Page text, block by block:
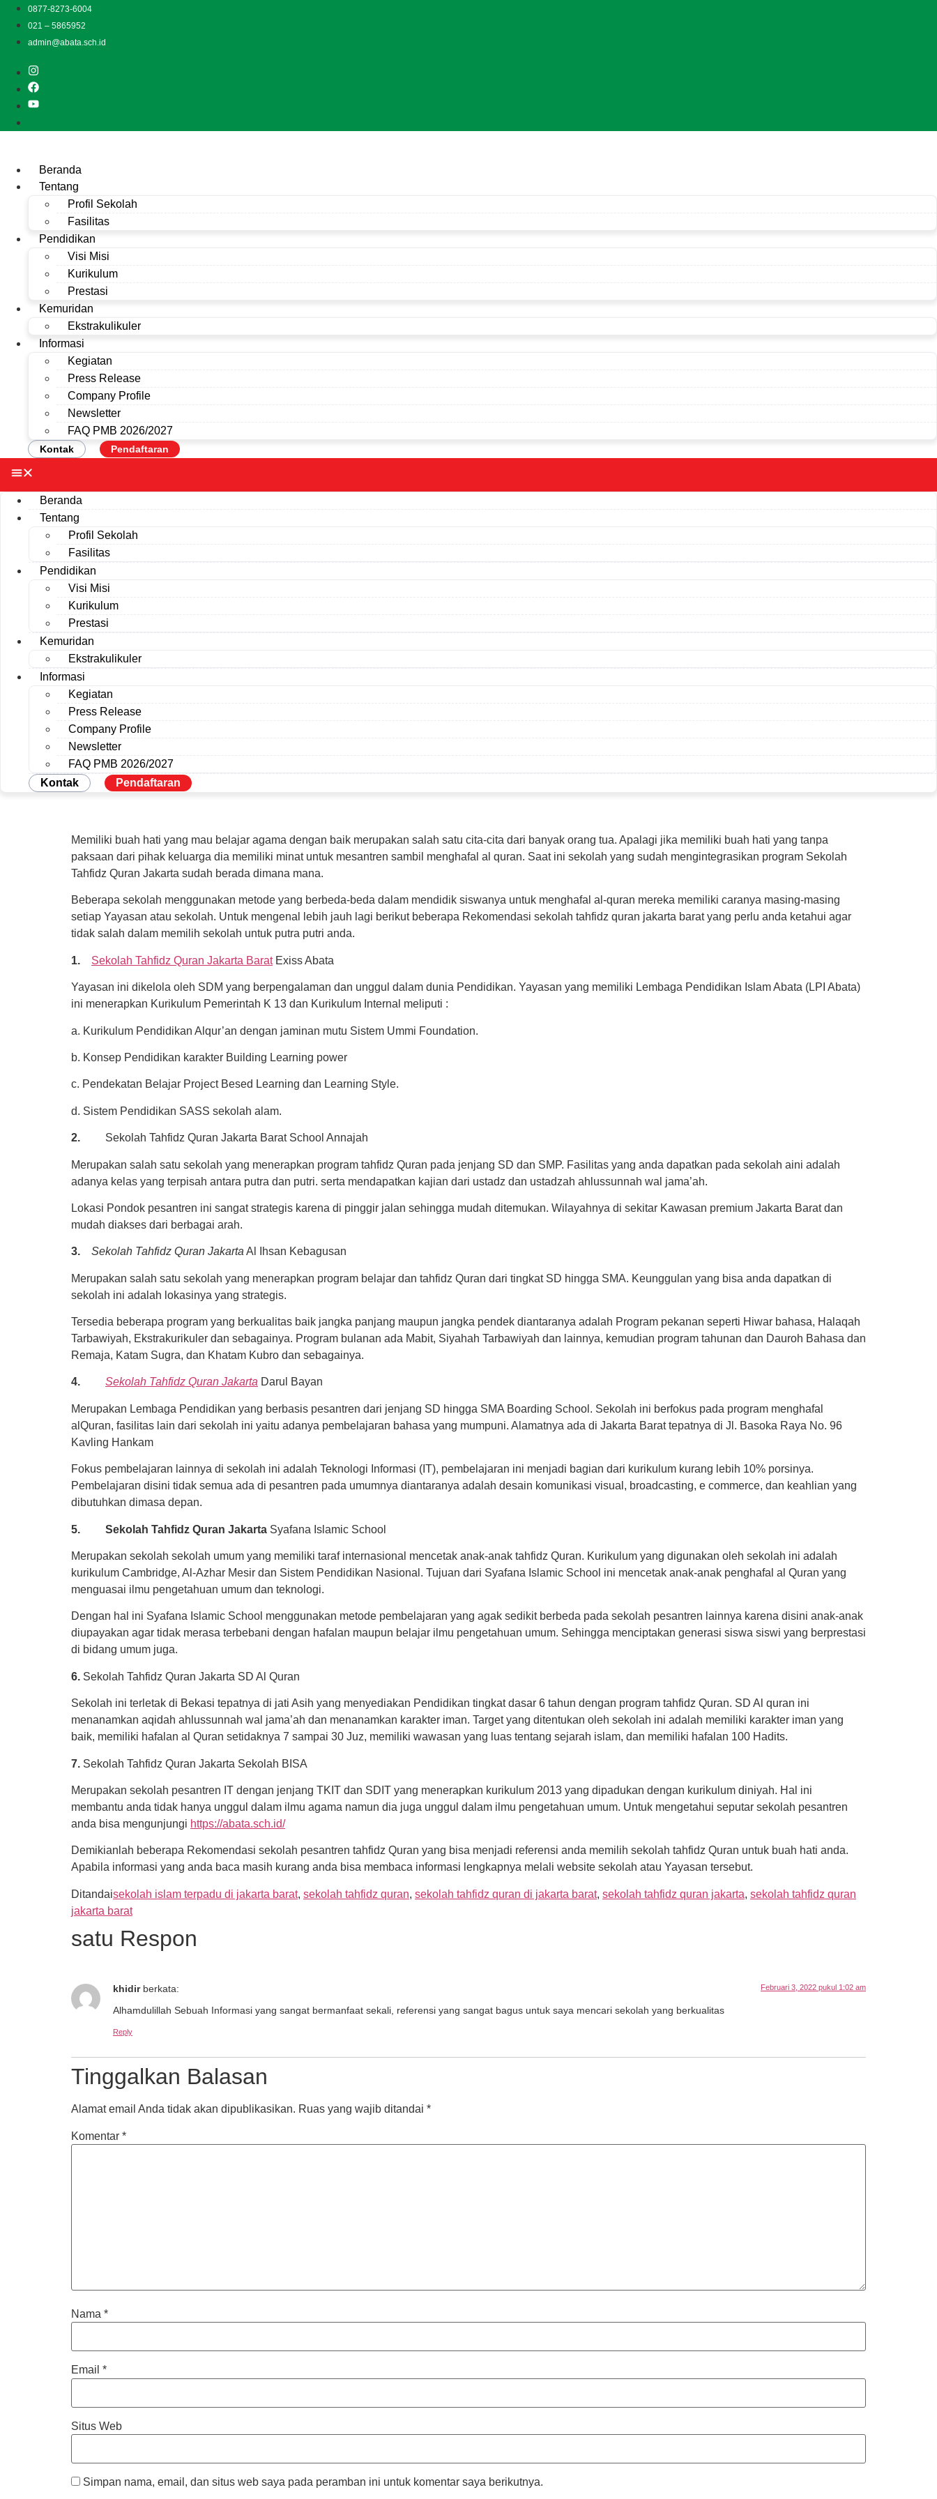
Lewati
konten
0877-8273-6004
021 – 5865952
admin@abata.sch.id
Beranda
Tentang
Profil Sekolah
Fasilitas
Pendidikan
Visi Misi
Kurikulum
Prestasi
Kemuridan
Ekstrakulikuler
Informasi
Kegiatan
Press Release
Company Profile
Newsletter
FAQ PMB 2026/2027
Kontak Pendaftaran
Beranda
Tentang
Profil Sekolah
Fasilitas
Pendidikan
Visi Misi
Kurikulum
Prestasi
Kemuridan
Ekstrakulikuler
Informasi
Kegiatan
Press Release
Company Profile
Newsletter
FAQ PMB 2026/2027
Kontak
Pendaftaran
Memiliki buah hati yang mau belajar agama dengan baik merupakan salah satu cita-cita dari banyak orang tua. Apalagi jika memiliki buah hati yang tanpa
paksaan dari pihak keluarga dia memiliki minat untuk mesantren sambil menghafal al quran. Saat ini sekolah yang sudah mengintegrasikan program Sekolah
Tahfidz Quran Jakarta sudah berada dimana mana.
Beberapa sekolah menggunakan metode yang berbeda-beda dalam mendidik siswanya untuk menghafal al-quran mereka memiliki caranya masing-masing
setiap Yayasan atau sekolah. Untuk mengenal lebih jauh lagi berikut beberapa Rekomendasi sekolah tahfidz quran jakarta barat yang perlu anda ketahui agar
tidak salah dalam memilih sekolah untuk putra putri anda.
1. Sekolah Tahfidz Quran Jakarta BaratExiss Abata
Yayasan ini dikelola oleh SDM yang berpengalaman dan unggul dalam dunia Pendidikan. Yayasan yang memiliki Lembaga Pendidikan Islam Abata (LPI Abata)
ini menerapkan Kurikulum Pemerintah K 13 dan Kurikulum Internal meliputi :
a. Kurikulum Pendidikan Alqur’an dengan jaminan mutu Sistem Ummi Foundation.
b. Konsep Pendidikan karakter Building Learning power
c. Pendekatan Belajar Project Besed Learning dan Learning Style.
d. Sistem Pendidikan SASS sekolah alam.
2. Sekolah Tahfidz Quran Jakarta Barat School Annajah
Merupakan salah satu sekolah yang menerapkan program tahfidz Quran pada jenjang SD dan SMP. Fasilitas yang anda dapatkan pada sekolah aini adalah
adanya kelas yang terpisah antara putra dan putri. serta mendapatkan kajian dari ustadz dan ustadzah ahlussunnah wal jama’ah.
Lokasi Pondok pesantren ini sangat strategis karena di pinggir jalan sehingga mudah ditemukan. Wilayahnya di sekitar Kawasan premium Jakarta Barat dan
mudah diakses dari berbagai arah.
3. Sekolah Tahfidz Quran Jakarta Al Ihsan Kebagusan
Merupakan salah satu sekolah yang menerapkan program belajar dan tahfidz Quran dari tingkat SD hingga SMA. Keunggulan yang bisa anda dapatkan di
sekolah ini adalah lokasinya yang strategis.
Tersedia beberapa program yang berkualitas baik jangka panjang maupun jangka pendek diantaranya adalah Program pekanan seperti Hiwar bahasa, Halaqah
Tarbawiyah, Ekstrakurikuler dan sebagainya. Program bulanan ada Mabit, Siyahah Tarbawiyah dan lainnya, kemudian program tahunan dan Dauroh Bahasa dan
Remaja, Katam Sugra, dan Khatam Kubro dan sebagainya.
4. Sekolah Tahfidz Quran Jakarta Darul Bayan
Merupakan Lembaga Pendidikan yang berbasis pesantren dari jenjang SD hingga SMA Boarding School. Sekolah ini berfokus pada program menghafal
alQuran, fasilitas lain dari sekolah ini yaitu adanya pembelajaran bahasa yang mumpuni. Alamatnya ada di Jakarta Barat tepatnya di Jl. Basoka Raya No. 96
Kavling Hankam
Fokus pembelajaran lainnya di sekolah ini adalah Teknologi Informasi (IT), pembelajaran ini menjadi bagian dari kurikulum kurang lebih 10% porsinya.
Pembelajaran disini tidak semua ada di pesantren pada umumnya diantaranya adalah desain komunikasi visual, broadcasting, e commerce, dan keahlian yang
dibutuhkan dimasa depan.
5. Sekolah Tahfidz Quran Jakarta Syafana Islamic School
Merupakan sekolah sekolah umum yang memiliki taraf internasional mencetak anak-anak tahfidz Quran. Kurikulum yang digunakan oleh sekolah ini adalah
kurikulum Cambridge, Al-Azhar Mesir dan Sistem Pendidikan Nasional. Tujuan dari Syafana Islamic School ini mencetak anak-anak penghafal al Quran yang
menguasai ilmu pengetahuan umum dan teknologi.
Dengan hal ini Syafana Islamic School menggunakan metode pembelajaran yang agak sedikit berbeda pada sekolah pesantren lainnya karena disini anak-anak
diupayakan agar tidak merasa terbebani dengan hafalan maupun belajar ilmu pengetahuan umum. Sehingga menciptakan generasi siswa siswi yang berprestasi
di bidang umum juga.
6. Sekolah Tahfidz Quran Jakarta SD Al Quran
Sekolah ini terletak di Bekasi tepatnya di jati Asih yang menyediakan Pendidikan tingkat dasar 6 tahun dengan program tahfidz Quran. SD Al quran ini
menanamkan aqidah ahlussunnah wal jama’ah dan menanamkan karakter iman. Target yang ditentukan oleh sekolah ini adalah memiliki karakter iman yang
baik, memiliki hafalan al Quran setidaknya 7 sampai 30 Juz, memiliki wawasan yang luas tentang sejarah islam, dan memiliki hafalan 100 Hadits.
7. Sekolah Tahfidz Quran Jakarta Sekolah BISA
Merupakan sekolah pesantren IT dengan jenjang TKIT dan SDIT yang menerapkan kurikulum 2013 yang dipadukan dengan kurikulum diniyah. Hal ini
membantu anda tidak hanya unggul dalam ilmu agama namun dia juga unggul dalam ilmu pengetahuan umum. Untuk mengetahui seputar sekolah pesantren
anda bisa mengunjungi https://abata.sch.id/
Demikianlah beberapa Rekomendasi sekolah pesantren tahfidz Quran yang bisa menjadi referensi anda memilih sekolah tahfidz Quran untuk buah hati anda.
Apabila informasi yang anda baca masih kurang anda bisa membaca informasi lengkapnya melali website sekolah atau Yayasan tersebut.
Ditandaisekolah islam terpadu di jakarta barat, sekolah tahfidz quran, sekolah tahfidz quran di jakarta barat, sekolah tahfidz quran jakarta, sekolah tahfidz quran
jakarta barat
satu Respon
khidir berkata: Februari 3, 2022 pukul 1:02 am
Alhamdulillah Sebuah Informasi yang sangat bermanfaat sekali, referensi yang sangat bagus untuk saya mencari sekolah yang berkualitas
Reply
Tinggalkan Balasan
Alamat email Anda tidak akan dipublikasikan. Ruas yang wajib ditandai *
Komentar *
Nama *
Email *
Situs Web
Simpan nama, email, dan situs web saya pada peramban ini untuk komentar saya berikutnya.